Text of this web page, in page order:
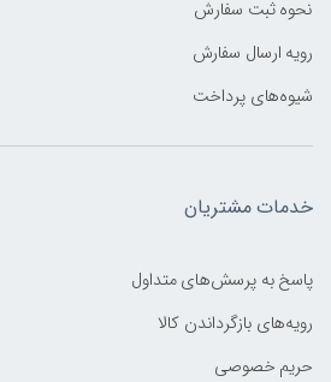
نحوه ثبت سفارش
رویه ارسال سفارش
شیوه‌های پرداخت
خدمات مشتریان
پاسخ به پرسش‌های متداول
رویه‌های بازگرداندن کالا
حریم خصوصی